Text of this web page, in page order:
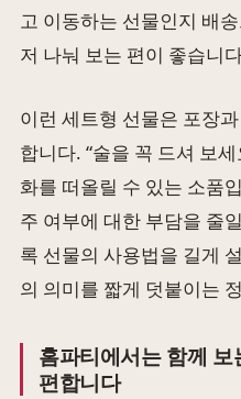
고 이동하는 선물인지 배
저 나눠 보는 편이 좋습니
이런 세트형 선물은 포장
합니다. “술을 꼭 드셔 보
화를 떠올릴 수 있는 소품
주 여부에 대한 부담을 줄
록 선물의 사용법을 길게
의 의미를 짧게 덧붙이는
홈파티에서는 함께
편합니다